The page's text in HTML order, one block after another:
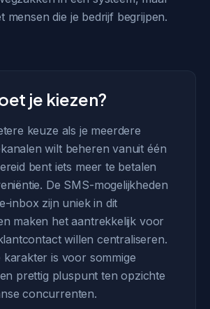
mensen die je bedrijf begrijpen.
je kiezen?
keuze als je meerdere
wilt beheren vanuit één
bent iets meer te betalen
De SMS-mogelijkheden
inbox zijn uniek in dit
maken het aantrekkelijk voor
willen centraliseren.
karakter is voor sommige
prettig pluspunt ten opzichte
concurrenten.